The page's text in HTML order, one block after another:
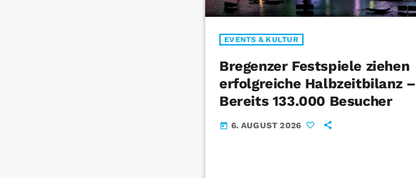
EVENTS & KULTUR
Bregenzer Festspiele ziehen
erfolgreiche Halbzeitbilanz –
Bereits 133.000 Besucher
today 6. AUGUST 2026